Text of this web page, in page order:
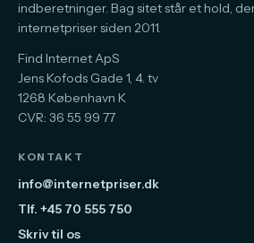
indberetninger. Bag sitet står et hold,
internetpriser siden 2011.
Find Internet ApS
Jens Kofods Gade 1, 4. tv
1268 København K
CVR: 36 55 99 77
KONTAKT
info@internetpriser.dk
Tlf. +45 70 555 750
Skriv til os